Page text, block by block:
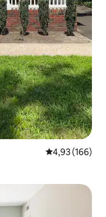
Średnia
4,93 (166)
gości